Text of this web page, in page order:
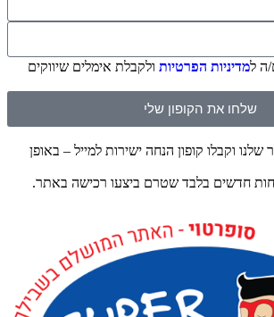
ה למדיניות הפרטיות ולקבלת אימלים שיווקים
שלחו את הקופון שלי
וקבלו קופון הנחה ישירות למייל – באופן
חדשים בלבד שטרם ביצעו רכישה באתר.